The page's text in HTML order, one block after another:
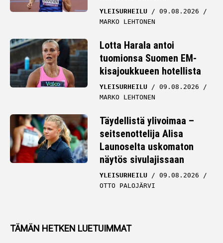
tuomionsa Suomen EM-
kisajoukkueen hotellista
YLEISURHEILU
09.08.2026
seitsenottelija Alisa
Launoselta uskomaton
näytös sivulajissaan
YLEISURHEILU
09.08.2026